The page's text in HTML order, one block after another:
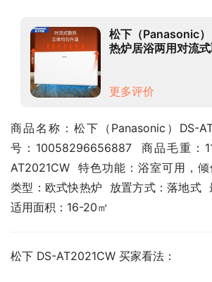
松下（Panasonic
热炉居浴两用对流
浴两用&2000W大
更多评价
商品名称：松下（Panasonic）DS-
号：10058296656887  商品毛重：
AT2021CW  特色功能：浴室可用，
类型：欧式快热炉  放置方式：落地式
适用面积：16-20㎡
松下 DS-AT2021CW 买家看法：